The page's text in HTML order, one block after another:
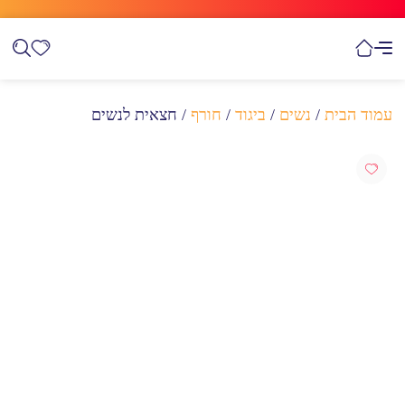
עמוד הבית / נשים / ביגוד / חורף / חצאית לנשים